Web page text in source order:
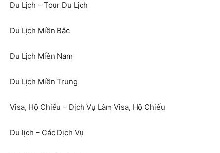
Du Lịch – Tour Du Lịch
Du Lịch Miền Bắc
Du Lịch Miền Nam
Du Lịch Miền Trung
Visa, Hộ Chiếu – Dịch Vụ Làm Visa, Hộ Chiếu
Du lịch – Các Dịch Vụ